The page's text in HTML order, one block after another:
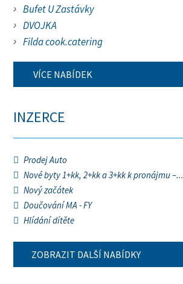
Bufet U Zastávky
DVOJKA
Filda cook.catering
VÍCE NABÍDEK
INZERCE
Prodej Auto
Nové byty 1+kk, 2+kk a 3+kk k pronájmu –...
Nový začátek
Doučování MA - FY
Hlídání dítěte
ZOBRAZIT DALŠÍ NABÍDKY